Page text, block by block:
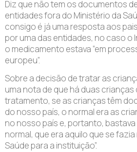
Diz que não tem os documentos
entidades fora do Ministério da
consigo é já uma resposta aos
por uma das entidades, no caso o
o medicamento estava “em
europeu”.
Sobre a decisão de tratar as
uma nota de que há duas crianças
tratamento, se as crianças têm
do nosso país, o normal era as
no nosso país e, portanto,
normal, que era aquilo que se
Saúde para a instituição”.